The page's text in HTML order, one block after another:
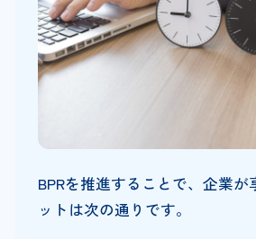
BPRを推進することで、企業が
ットは次の通りです。